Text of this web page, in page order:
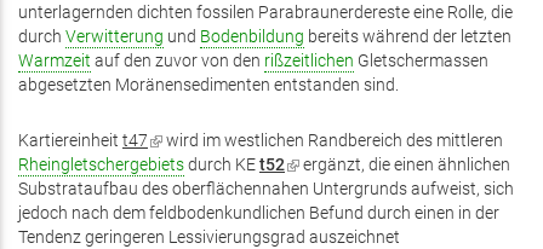
unterlagernden dichten fossilen Parabraunerdereste eine Rolle, die
durch Verwitterung und Bodenbildung bereits während der letzten
Warmzeit auf den zuvor von den rißzeitlichen Gletschermassen
abgesetzten Moränensedimenten entstanden sind.
Kartiereinheit t47(Link
ist
extern)
wird im westlichen Randbereich des mittleren
Rheingletschergebietsdurch KEt52(Link
ist
extern)
ergänzt, die einen ähnlichen
Substrataufbau des oberflächennahen Untergrunds aufweist, sich
jedoch nach dem feldbodenkundlichen Befund durch einen in der
Tendenz geringeren Lessivierungsgrad auszeichnet